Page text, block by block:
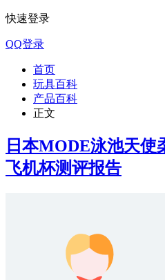
快速登录
QQ登录
首页
玩具百科
产品百科
正文
日本MODE泳池天使
飞机杯测评报告